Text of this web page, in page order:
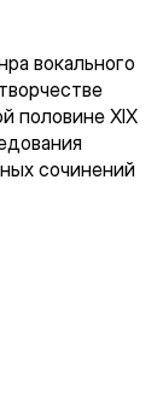
вокального
половине XIX
сочинений